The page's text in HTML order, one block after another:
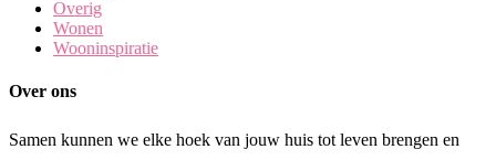
Overig
Wonen
Wooninspiratie
Over ons
Samen kunnen we elke hoek van jouw huis tot leven brengen en